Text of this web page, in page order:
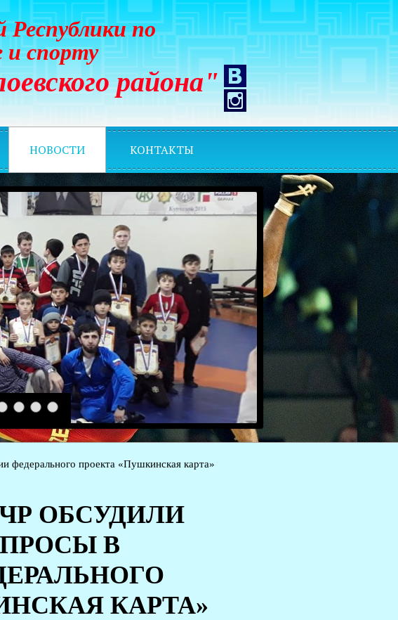
по
района"
и спорту
НОВОСТИ КОНТАКТЫ
14 15 16
федерального проекта «Пушкинская карта»
ОБСУДИЛИ
В
КАРТА»